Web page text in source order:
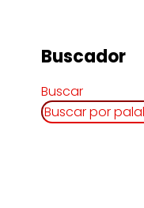
Buscador
Buscar